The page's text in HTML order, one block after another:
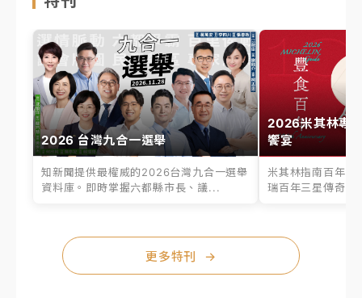
2026 台灣九合一選舉
知新聞提供最權威的2026台灣九合一選舉
資料庫。即時掌握六都縣市長、議...
2026米其林專
饗宴
米其林指南百年之
瑞百年三星傳奇、
更多特刊 →